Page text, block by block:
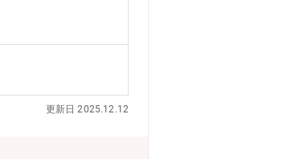
発力強化が必要となっ
調整、課題管理・「Mo
ダー仕様にあわせた
ます。クライアントや
新規アプリ案件、ア
件規模による） -PM
名 iOSエンジニア2名
更新日 2025.12.12